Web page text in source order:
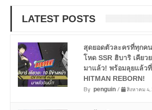
LATEST POSTS
สุดยอดตัวละครที่ทุกค
โหด SSR ฮิบาริ เคียว
มาแล้ว! พร้อมลุยแล้ว
HITMAN REBORN!
By penguin/ สิงหาคม 4,